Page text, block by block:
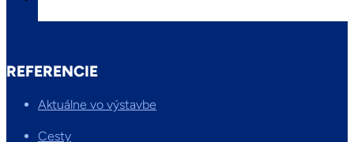
REFERENCIE
Aktuálne vo výstavbe
Cesty